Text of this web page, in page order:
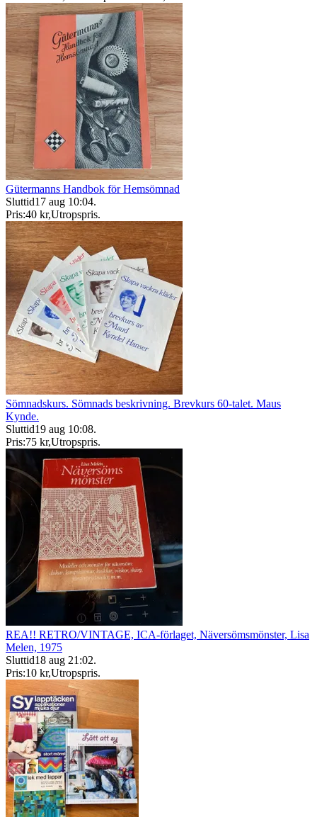
Gütermanns Handbok för Hemsömnad
Sluttid17 aug 10:04.
Pris:40 kr,Utropspris.
Sömnadskurs. Sömnads beskrivning. Brevkurs 60-talet. Maus
Kynde.
Sluttid19 aug 10:08.
Pris:75 kr,Utropspris.
REA!! RETRO/VINTAGE, ICA-förlaget, Näversömsmönster, Lisa
Melen, 1975
Sluttid18 aug 21:02.
Pris:10 kr,Utropspris.